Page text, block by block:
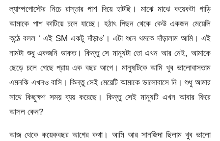
ল্যাম্পপোস্টের নিচে রাস্তার পাশ দিয়ে হাটছি। মাঝে মাঝে কয়েকটা গাড়ি
আমাকে পাশ কাটিয়ে চলে যাচ্ছে। হঠাৎ পিছন থেকে কেউ একজন মেয়েলি
কন্ঠে বলল ‘ এই SM একটু দাঁড়াও’। এটা শুনে থমকে দাঁড়ালাম আমি। এই
নামটা শুধু একজনি ডাকত। কিন্তু সে মানুষটা তো এখন আর নেই, আমাকে
ছেড়ে চলে গেছে প্রায় এক বছর আগে। মানুষটিকে আমি খুব ভালোবাসতাম
এমনকি এখনও বাসি। কিন্তু সেই মেয়েটি আমাকে ভালোবাসে নি। শুধু আমার
সাথে কিছুক্ষণ সময় ব্যয় করেছে। কিন্তু সেই মানুষটি এখন আবার ফিরে
আসল কেন?
আজ থেকে কয়েকবছর আগের কথা। আমি আর সানজিদা ছিলাম খুব ভালো